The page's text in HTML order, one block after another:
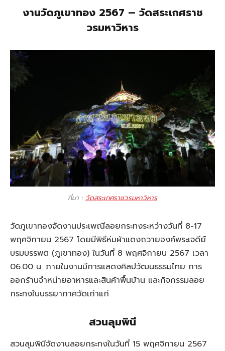
งานวัดภูเขาทอง 2567 – วัดสระเกศราช
วรมหาวิหาร
ที่มา : วัดสระเกศราชวรมหาวิหาร
วัดภูเขาทองจัดงานประเพณีลอยกระทงระหว่างวันที่ 8-17
พฤศจิกายน 2567 โดยมีพิธีห่มผ้าแดงถวายองค์พระเจดีย์
บรมบรรพต (ภูเขาทอง) ในวันที่ 8 พฤศจิกายน 2567 เวลา
06.00 น. ภายในงานมีการแสดงศิลปวัฒนธรรมไทย การ
ออกร้านจำหน่ายอาหารและสินค้าพื้นบ้าน และกิจกรรมลอย
กระทงในบรรยากาศวัดเก่าแก่
สวนลุมพินี
สวนลุมพินีจัดงานลอยกระทงในวันที่ 15 พฤศจิกายน 2567